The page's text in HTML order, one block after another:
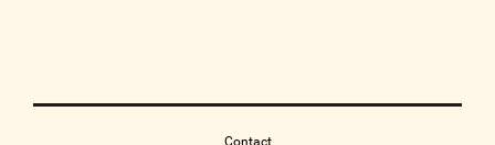
Contact